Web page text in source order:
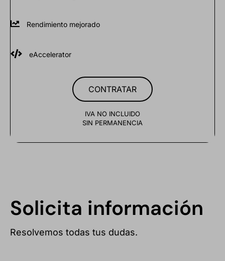
Rendimiento mejorado
eAccelerator
CONTRATAR
IVA NO INCLUIDO
SIN PERMANENCIA
Solicita información
Resolvemos todas tus dudas.